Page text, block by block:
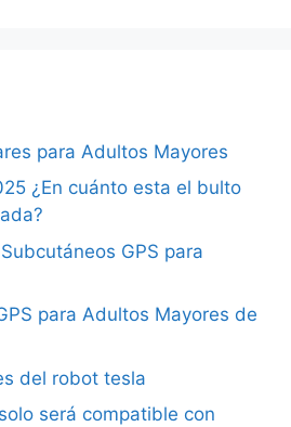
para Adultos Mayores
¿En cuánto esta el bulto
GPS para
para Adultos Mayores de
del robot tesla
será compatible con